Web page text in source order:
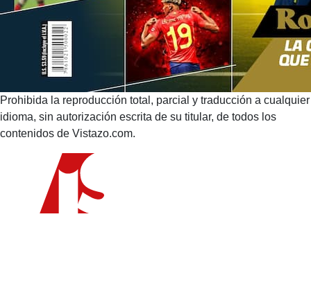
Prohibida la reproducción total, parcial y traducción a cualquier
idioma, sin autorización escrita de su titular, de todos los
contenidos de Vistazo.com.